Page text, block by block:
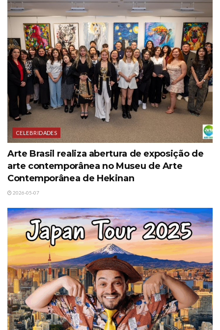
CELEBRIDADES
Arte Brasil realiza abertura de exposição de
arte contemporânea no Museu de Arte
Contemporânea de Hekinan
2026-05-07